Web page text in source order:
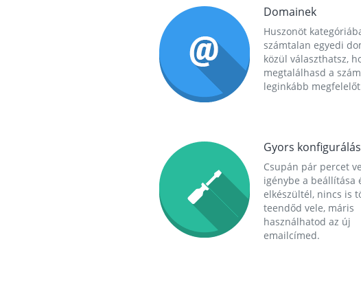
Domainek
Huszonöt
számtalan egyedi
közül választhatsz,
megtalálhasd a
leginkább
Gyors konfigurálás
Csupán pár percet
igénybe a beállítása
elkészültél, nincs is
teendőd vele, máris
használhatod az új
emailcímed.